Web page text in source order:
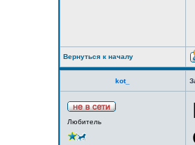
Вернуться к началу
kot_
Любитель